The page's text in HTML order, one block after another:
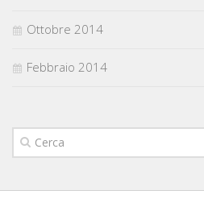
Ottobre 2014
Febbraio 2014